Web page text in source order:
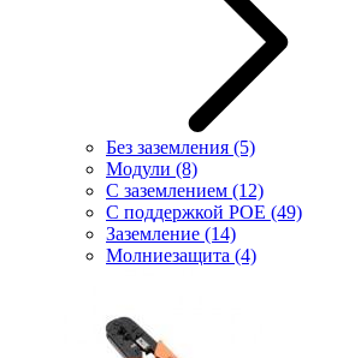
Без заземления (5)
Модули (8)
С заземлением (12)
С поддержкой POE (49)
Заземление (14)
Молниезащита (4)